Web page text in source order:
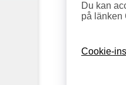
Du kan
på länken
Cookie-